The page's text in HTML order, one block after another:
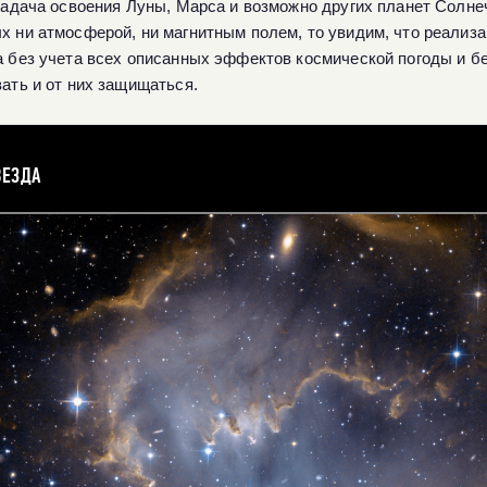
освоения Луны, Марса и возможно других планет
ни атмосферой, ни магнитным полем, то увидим, что
без учета всех описанных эффектов космической погоды и
и от них защищаться.